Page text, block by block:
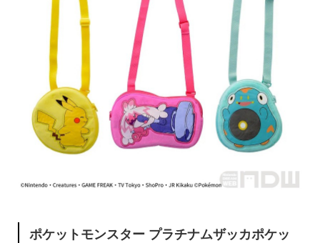
ポケットモンスター プラチナムザッカポケッ